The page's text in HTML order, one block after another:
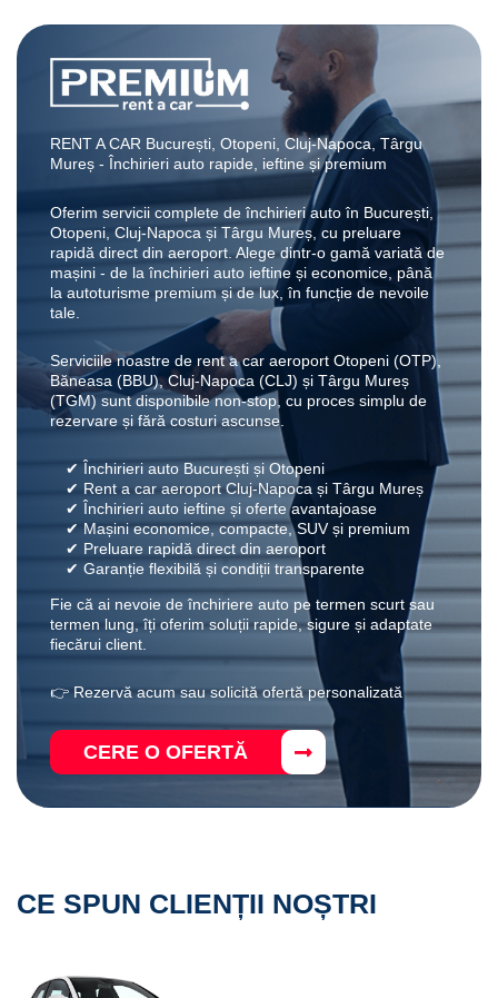
RENT A CAR București, Otopeni, Cluj-Napoca, Târgu
Mureș - Închirieri auto rapide, ieftine și premium
Oferim servicii complete de închirieri auto în București,
Otopeni, Cluj-Napoca și Târgu Mureș, cu preluare
rapidă direct din aeroport. Alege dintr-o gamă variată de
mașini - de la închirieri auto ieftine și economice, până
la autoturisme premium și de lux, în funcție de nevoile
tale.
Serviciile noastre de rent a car aeroport Otopeni (OTP),
Băneasa (BBU), Cluj-Napoca (CLJ) și Târgu Mureș
(TGM) sunt disponibile non-stop, cu proces simplu de
rezervare și fără costuri ascunse.
✔ Închirieri auto București și Otopeni
✔ Rent a car aeroport Cluj-Napoca și Târgu Mureș
✔ Închirieri auto ieftine și oferte avantajoase
✔ Mașini economice, compacte, SUV și premium
✔ Preluare rapidă direct din aeroport
✔ Garanție flexibilă și condiții transparente
Fie că ai nevoie de închiriere auto pe termen scurt sau
termen lung, îți oferim soluții rapide, sigure și adaptate
fiecărui client.
👉 Rezervă acum sau solicită ofertă personalizată
CERE O OFERTĂ
CE SPUN CLIENȚII NOȘTRI